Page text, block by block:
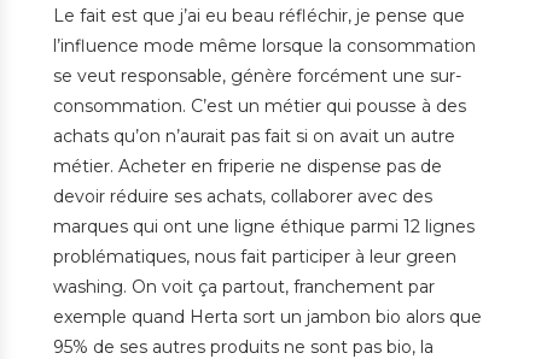
Le fait est que j’ai eu beau réfléchir, je pense que
l’influence mode même lorsque la consommation
se veut responsable, génère forcément une sur-
consommation. C’est un métier qui pousse à des
achats qu’on n’aurait pas fait si on avait un autre
métier. Acheter en friperie ne dispense pas de
devoir réduire ses achats, collaborer avec des
marques qui ont une ligne éthique parmi 12 lignes
problématiques, nous fait participer à leur green
washing. On voit ça partout, franchement par
exemple quand Herta sort un jambon bio alors que
95% de ses autres produits ne sont pas bio, la